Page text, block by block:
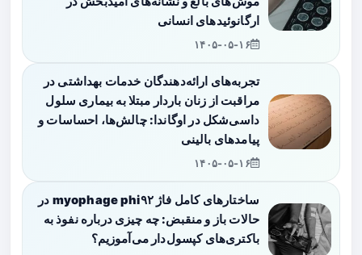
ارگانوئیدهای انسانی
۱۴۰۵-۰۵-۱۶
تجربه‌های ارائه‌دهندگان خدمات بهداشتی در
مراقبت از زنان باردار مبتلا به بیماری سلول
داسی‌شکل در اوگاندا: چالش‌ها، احساسات و
پیامدهای بالینی
۱۴۰۵-۰۵-۱۶
ساختارهای کامل فاژ myophage phi۹۲ در
حالات باز و منقبض: چه چیزی درباره نفوذ به
باکتری‌های کپسول‌دار می‌آموزیم؟